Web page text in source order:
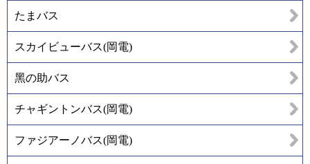
たまバス
スカイビューバス(岡電)
黑の助バス
チャギントンバス(岡電)
ファジアーノバス(岡電)